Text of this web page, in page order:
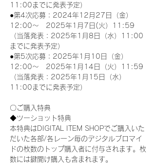
11:00までに発表予定）
●第4次応募：2024年12月27日（金）
12:00～　2025年1月7日(火）11:59
（当落発表：2025年1月8日（水）11:00
までに発表予定）
●第5次応募：2025年1月10日（金）
12:00～　2025年1月14日（火）11:59
（当落発表：2025年1月15日（水）
11:00までに発表予定）
〇ご購入特典
◆ツーショット特典
本特典はDIGITAL ITEM SHOPでご購入いた
だいた各部/各レーン毎のデジタルブロマイ
ドの枚数のトップ購入者に付与されます。枚
数には鍵開け購入も含まれます。